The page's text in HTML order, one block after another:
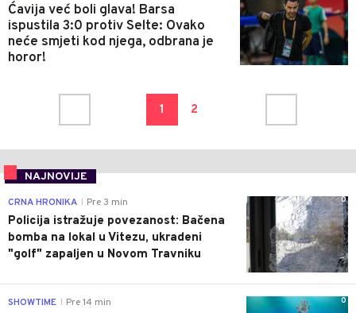
Ćavija već boli glava! Barsa
ispustila 3:0 protiv Selte: Ovako
neće smjeti kod njega, odbrana je
horor!
1 2
NAJNOVIJE
0
CRNA HRONIKA Pre 3 min
Policija istražuje povezanost: Bačena
bomba na lokal u Vitezu, ukradeni
"golf" zapaljen u Novom Travniku
0
SHOWTIME Pre 14 min